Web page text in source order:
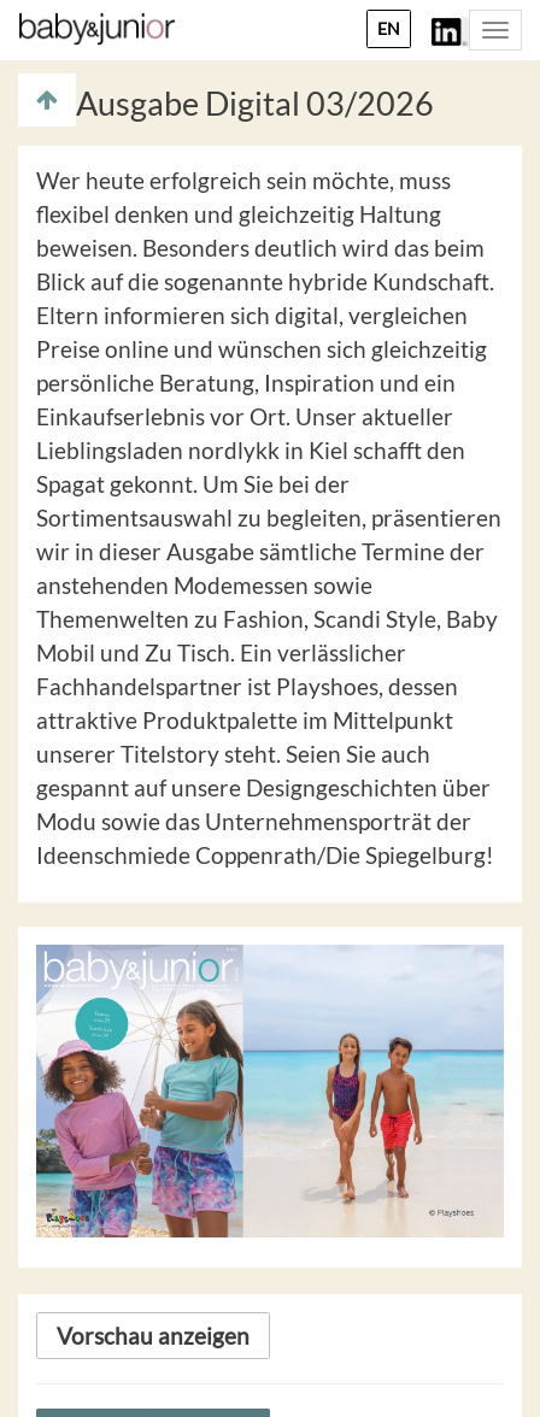
EN
Ausgabe Digital 03/2026
Wer heute erfolgreich sein möchte, muss
flexibel denken und gleichzeitig Haltung
beweisen. Besonders deutlich wird das beim
Blick auf die sogenannte hybride Kundschaft.
Eltern informieren sich digital, vergleichen
Preise online und wünschen sich gleichzeitig
persönliche Beratung, Inspiration und ein
Einkaufserlebnis vor Ort. Unser aktueller
Lieblingsladen nordlykk in Kiel schafft den
Spagat gekonnt. Um Sie bei der
Sortimentsauswahl zu begleiten, präsentieren
wir in dieser Ausgabe sämtliche Termine der
anstehenden Modemessen sowie
Themenwelten zu Fashion, Scandi Style, Baby
Mobil und Zu Tisch. Ein verlässlicher
Fachhandelspartner ist Playshoes, dessen
attraktive Produktpalette im Mittelpunkt
unserer Titelstory steht. Seien Sie auch
gespannt auf unsere Designgeschichten über
Modu sowie das Unternehmensporträt der
Ideenschmiede Coppenrath/Die Spiegelburg!
Vorschau anzeigen